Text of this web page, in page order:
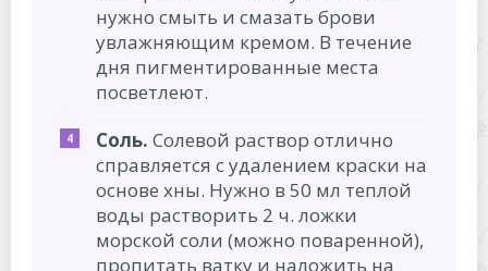
нужно смыть и смазать брови
увлажняющим кремом. В течение
дня пигментированные места
посветлеют.
Соль. Солевой раствор отлично
справляется с удалением краски на
основе хны. Нужно в 50 мл теплой
воды растворить 2 ч. ложки
морской соли (можно поваренной),
пропитать ватку и наложить на